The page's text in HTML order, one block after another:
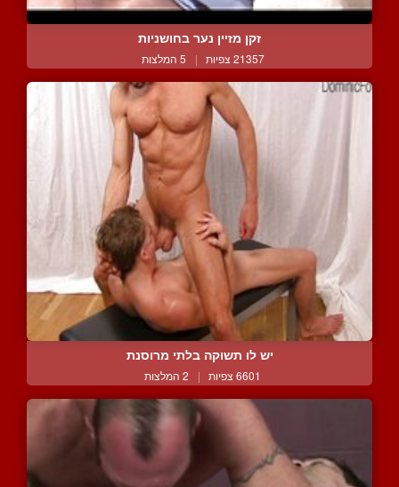
זקן מזיין נער בחושניות
21357 צפיות | 5 המלצות
יש לו תשוקה בלתי מרוסנת
6601 צפיות | 2 המלצות